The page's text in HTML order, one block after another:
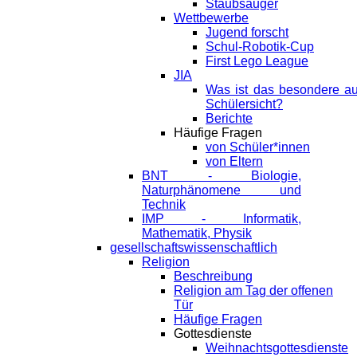
Staubsauger
Wettbewerbe
Jugend forscht
Schul-Robotik-Cup
First Lego League
JIA
Was ist das besondere
Schülersicht?
Berichte
Häufige Fragen
von Schüler*innen
von Eltern
BNT - Biologie,
Naturphänomene und
Technik
IMP - Informatik,
Mathematik, Physik
gesellschaftswissenschaftlich
Religion
Beschreibung
Religion am Tag der offenen
Tür
Häufige Fragen
Gottesdienste
Weihnachtsgottesdienste